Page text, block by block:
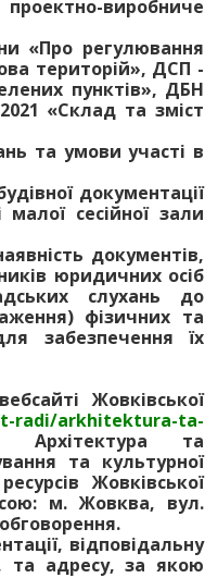
виробниче
«Про регулювання
територій», ДСП -
пунктів», ДБН
«Склад та зміст
та умови участі в
документації
сесійної зали
документів,
юридичних осіб
слухань до
фізичних та
забезпечення їх
Жовківської
radi/arkhitektura-ta-
Архітектура та
та культурної
Жовківської
м. Жовква, вул.
відповідальну
та адресу, за якою